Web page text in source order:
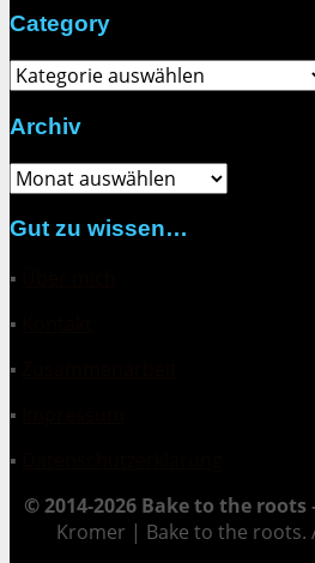
Category
Category
Archiv
Archiv
Gut zu wissen…
▪
▪
▪
▪
▪
© 2014-2026 Bake to the roots
Kromer | Bake to the roots.